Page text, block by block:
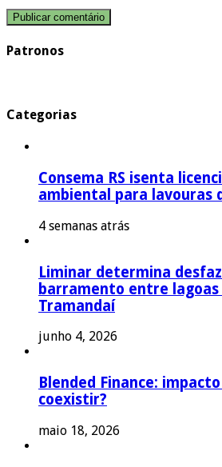
Patronos
Categorias
Consema RS isenta
ambiental para lavouras
4 semanas atrás
Liminar determina
barramento entre lagoas
Tramandaí
junho 4, 2026
Blended Finance:
coexistir?
maio 18, 2026